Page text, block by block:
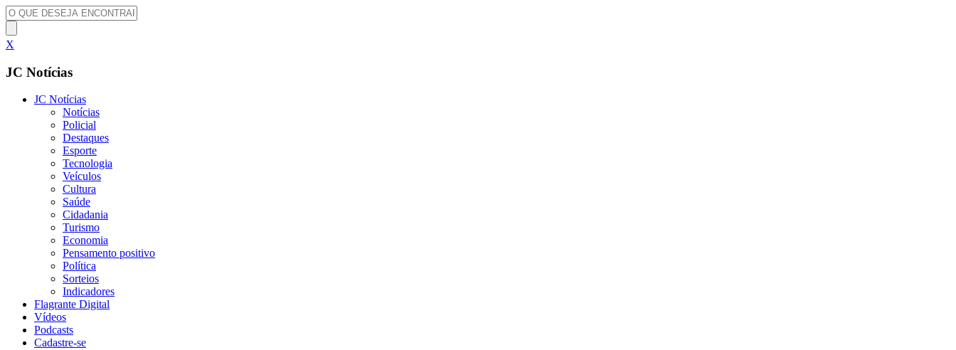
X
JC Notícias
JC Notícias
Notícias
Policial
Destaques
Esporte
Tecnologia
Veículos
Cultura
Saúde
Cidadania
Turismo
Economia
Pensamento positivo
Política
Sorteios
Indicadores
Flagrante Digital
Vídeos
Podcasts
Cadastre-se